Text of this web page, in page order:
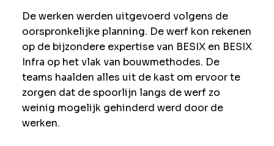
De werken werden uitgevoerd volgens de
oorspronkelijke planning. De werf kon rekenen
op de bijzondere expertise van BESIX en BESIX
Infra op het vlak van bouwmethodes. De
teams haalden alles uit de kast om ervoor te
zorgen dat de spoorlijn langs de werf zo
weinig mogelijk gehinderd werd door de
werken.